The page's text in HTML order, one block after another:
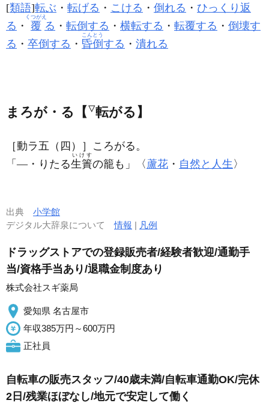
[類語]転ぶ ・ 転げる ・ こける ・ 倒れる ・ ひっくり返
る ・ 覆
くつがえ
る ・ 転倒する ・ 横転する ・ 転覆する ・ 倒壊す
る ・ 卒倒する ・ 昏倒
こんとう
する ・ 潰れる
まろが・る【 ▽転がる】
［動ラ五（四）］ ころがる。
「―・りたる生簀
いけす
の籠も」〈 蘆花 ・ 自然と人生 〉
出典 小学館
デジタル大辞泉について情報 | 凡例
ドラッグストアでの登録販売者/経験者歓迎/通勤手
当/資格手当あり/退職金制度あり
株式会社スギ薬局
愛知県 名古屋市
年収385万円～600万円
正社員
自転車の販売スタッフ/40歳未満/自転車通勤OK/完休
2日/残業ほぼなし/地元で安定して働く